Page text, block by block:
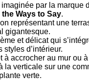
imaginée par la marque
the Ways to Say.
représentant une
gigantesque.
et délicat qui
styles d’intérieur.
à accrocher au mur ou
la verticale sur une
verte.